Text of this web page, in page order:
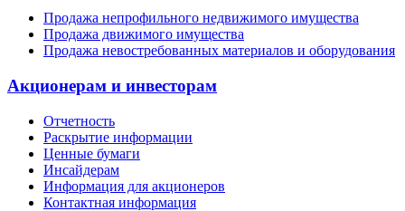
Продажа непрофильного недвижимого имущества
Продажа движимого имущества
Продажа невостребованных материалов и оборудования
Акционерам и инвесторам
Отчетность
Раскрытие информации
Ценные бумаги
Инсайдерам
Информация для акционеров
Контактная информация